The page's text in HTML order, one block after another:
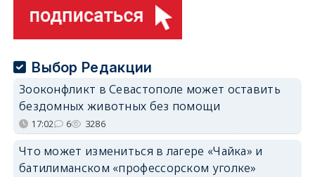
Выбор Редакции
Зооконфликт в Севастополе может оставить
бездомных животных без помощи
17:02 6 3286
Что может измениться в лагере «Чайка» и
батилиманском «профессорском уголке»